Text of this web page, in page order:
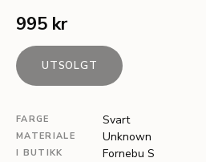
995 kr
UTSOLGT
FARGE Svart
MATERIALE Unknown
I BUTIKK Fornebu S